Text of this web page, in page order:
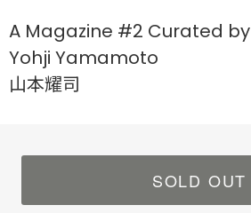
A Magazine #2 Curated by
Yohji Yamamoto
山本耀司
SOLD OUT